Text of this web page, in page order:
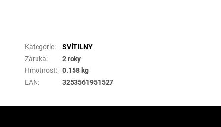
Kategorie:
SVÍTILNY
Záruka:
2 roky
Hmotnost:
0.158 kg
EAN: 3253561951527